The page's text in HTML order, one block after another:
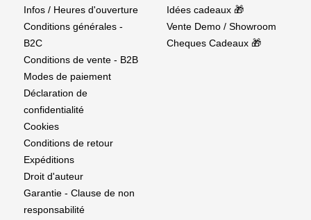
Infos / Heures d'ouverture
Conditions générales -
B2C
Conditions de vente - B2B
Modes de paiement
Déclaration de
confidentialité
Cookies
Conditions de retour
Expéditions
Droit d'auteur
Garantie - Clause de non
responsabilité
Idées cadeaux 🎁
Vente Demo / Showroom
Cheques Cadeaux 🎁